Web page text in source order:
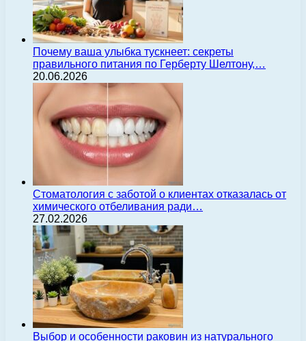
Почему ваша улыбка тускнеет: секреты
правильного питания по Герберту Шелтону,…
20.06.2026
Стоматология с заботой о клиентах отказалась от
химического отбеливания ради…
27.02.2026
Выбор и особенности раковин из натурального